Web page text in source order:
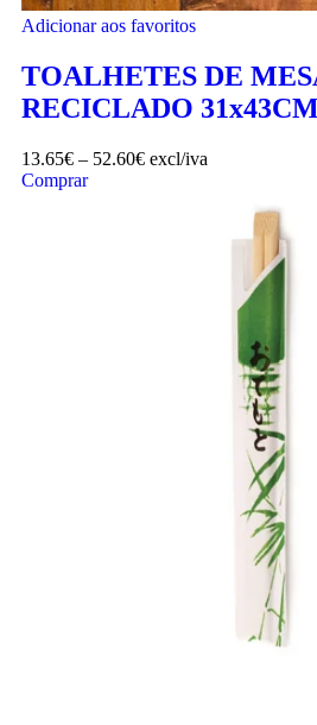
Adicionar aos favoritos
TOALHETES DE
RECICLADO 31x43CM
13.65€ – 52.60€ excl/iva
Comprar